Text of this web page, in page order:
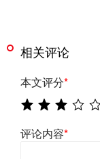
相关评论
本文评分*
评论内容*